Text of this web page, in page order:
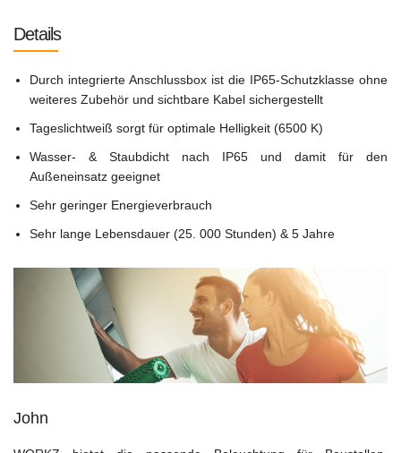
Details
Durch integrierte Anschlussbox ist die IP65-Schutzklasse ohne
weiteres Zubehör und sichtbare Kabel sichergestellt
Tageslichtweiß sorgt für optimale Helligkeit (6500 K)
Wasser- & Staubdicht nach IP65 und damit für den
Außeneinsatz geeignet
Sehr geringer Energieverbrauch
Sehr lange Lebensdauer (25. 000 Stunden) & 5 Jahre
John